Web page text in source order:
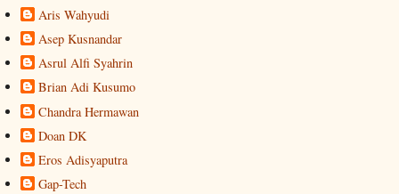
Aris Wahyudi
Asep Kusnandar
Asrul Alfi Syahrin
Brian Adi Kusumo
Chandra Hermawan
Doan DK
Eros Adisyaputra
Gap-Tech